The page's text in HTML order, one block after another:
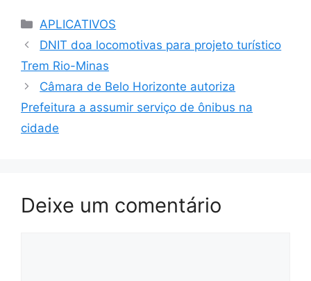
Categorias
APLICATIVOS
DNIT doa locomotivas para projeto turístico
Trem Rio-Minas
Câmara de Belo Horizonte autoriza
Prefeitura a assumir serviço de ônibus na
cidade
Deixe um comentário